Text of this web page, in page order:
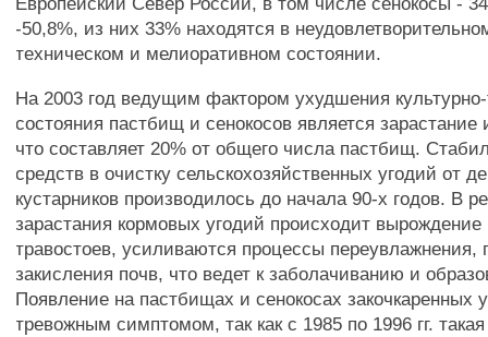
-50,8%, из них 33% находятся в
техническом и мелиоративном состоянии.
На 2003 год ведущим фактором ухудшения культурно-
состояния пастбищ и сенокосов является зарастание
что составляет 20% от общего числа пастбищ.
средств в очистку сельскохозяйственных угодий от
кустарников производилось до начала 90-х годов. В
зарастания кормовых угодий происходит
травостоев, усиливаются процессы переувлажнения,
закисления почв, что ведет к заболачиванию и
Появление на пастбищах и сенокосах закочкаренных
тревожным симптомом, так как с 1985 по 1996 гг.